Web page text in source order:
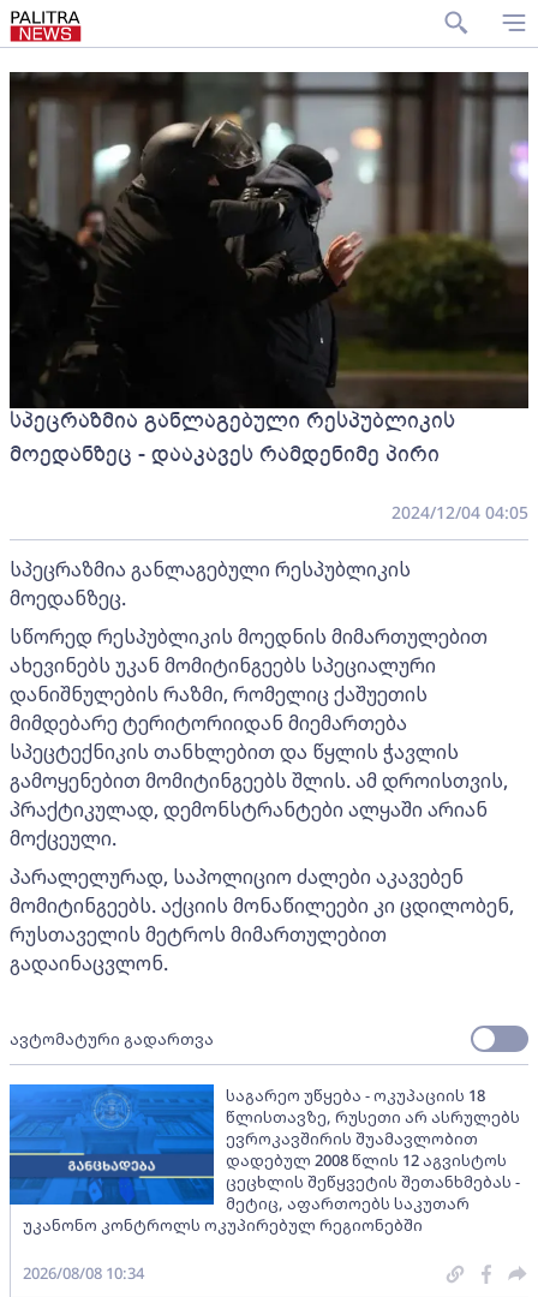
სპეცრაზმია განლაგებული რესპუბლიკის
მოედანზეც - დააკავეს რამდენიმე პირი
2024/12/04 04:05
სპეცრაზმია განლაგებული რესპუბლიკის
მოედანზეც.
სწორედ რესპუბლიკის მოედნის მიმართულებით
ახევინებს უკან მომიტინგეებს სპეციალური
დანიშნულების რაზმი, რომელიც ქაშუეთის
მიმდებარე ტერიტორიიდან მიემართება
სპეცტექნიკის თანხლებით და წყლის ჭავლის
გამოყენებით მომიტინგეებს შლის. ამ დროისთვის,
პრაქტიკულად, დემონსტრანტები ალყაში არიან
მოქცეული.
პარალელურად, საპოლიციო ძალები აკავებენ
მომიტინგეებს. აქციის მონაწილეები კი ცდილობენ,
რუსთაველის მეტროს მიმართულებით
გადაინაცვლონ.
ავტომატური გადართვა
საგარეო უწყება - ოკუპაციის 18
წლისთავზე, რუსეთი არ ასრულებს
ევროკავშირის შუამავლობით
დადებულ 2008 წლის 12 აგვისტოს
ცეცხლის შეწყვეტის შეთანხმებას -
მეტიც, აფართოებს საკუთარ
უკანონო კონტროლს ოკუპირებულ რეგიონებში
2026/08/08 10:34